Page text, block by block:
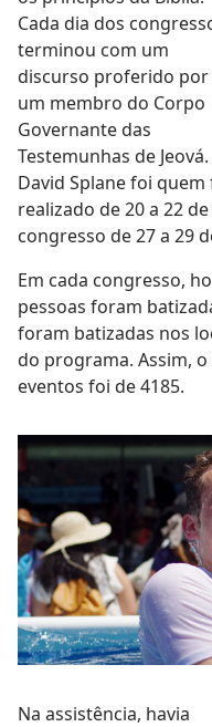
Cada dia dos
terminou com um
discurso proferido por
um membro do Corpo
Governante das
Testemunhas de Jeová.
David Splane foi
realizado de 20 a 22
congresso de 27 a 29
Em cada congresso,
pessoas foram
foram batizadas nos
do programa. Assim,
eventos foi de 4185.
Na assistência, havia